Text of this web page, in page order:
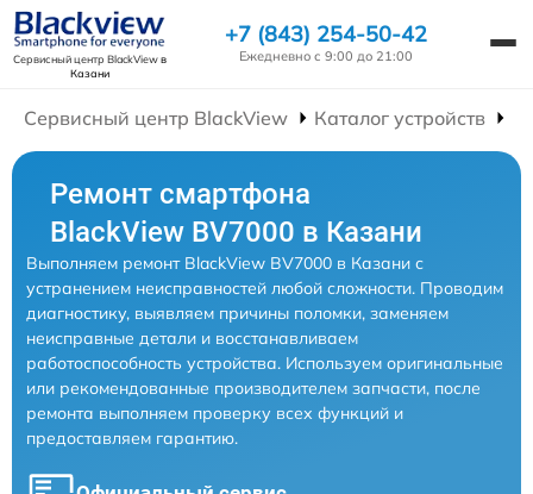
Сервисный центр BlackViewв
Казани
+7 (843) 254-50-42
Ежедневно с 9:00 до 21:00
Сервисный центр BlackView Каталог устройств
Ремонт смартфона
BlackView BV7000 в Казани
Выполняем ремонт BlackView BV7000 в Казани с
устранением неисправностей любой сложности. Проводим
диагностику, выявляем причины поломки, заменяем
неисправные детали и восстанавливаем
работоспособность устройства. Используем оригинальные
или рекомендованные производителем запчасти, после
ремонта выполняем проверку всех функций и
предоставляем гарантию.